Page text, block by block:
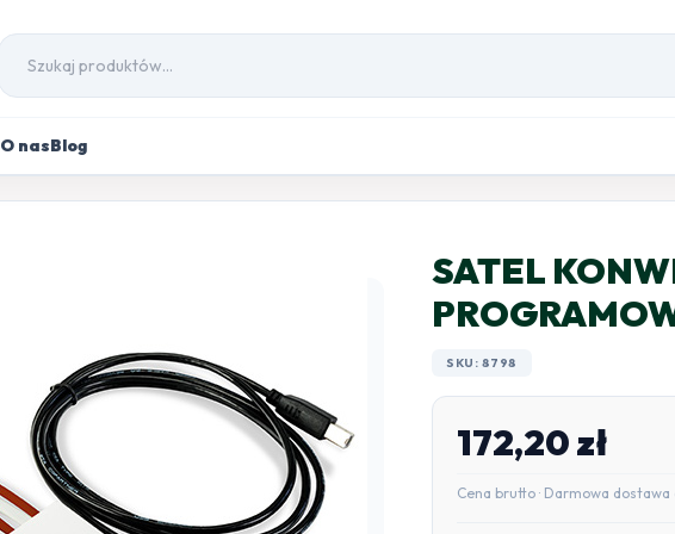
O nasBlog
SATEL
SKU: 8798
172,20zł
Cena brutto · Darmowa dostawa